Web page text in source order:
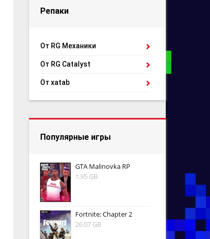
Репаки
От RG Механики
От RG Catalyst
От xatab
Популярные игры
GTA Malinovka RP
1.95 GB
Fortnite: Chapter 2
26.07 GB